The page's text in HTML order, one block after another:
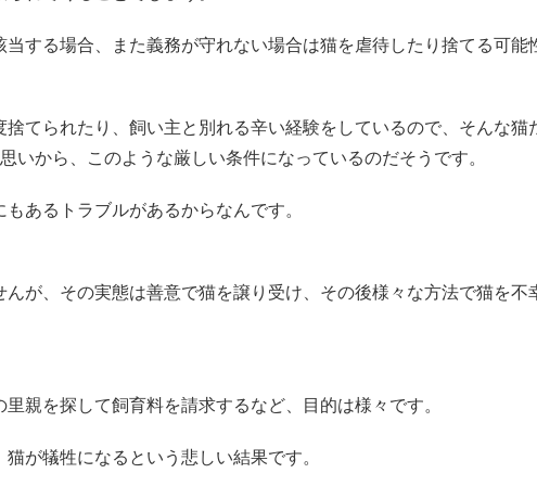
する場合、また義務が守れない場合は猫を虐待したり捨てる可能
てられたり、飼い主と別れる辛い経験をしているので、そんな猫
いから、このような厳しい条件になっているのだそうです。
あるトラブルがあるからなんです。
が、その実態は善意で猫を譲り受け、その後様々な方法で猫を不
親を探して飼育料を請求するなど、目的は様々です。
が犠牲になるという悲しい結果です。